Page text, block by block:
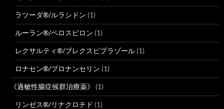
ラツーダ®/ルラシドン (1)
ルーラン®/ペロスピロン (1)
レクサルティ®/ブレクスピプラゾール (1)
ロナセン®/ブロナンセリン (1)
《過敏性腸症候群治療薬》 (1)
リンゼス®/リナクロチド (1)